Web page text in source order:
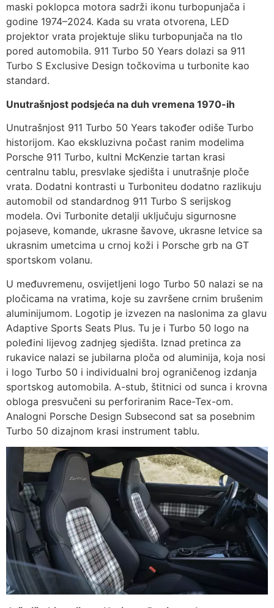
maski poklopca motora sadrži ikonu turbopunjača i
godine 1974–2024. Kada su vrata otvorena, LED
projektor vrata projektuje sliku turbopunjača na tlo
pored automobila. 911 Turbo 50 Years dolazi sa 911
Turbo S Exclusive Design točkovima u turbonite kao
standard.
Unutrašnjost podsjeća na duh vremena 1970-ih
Unutrašnjost 911 Turbo 50 Years također odiše Turbo
historijom. Kao ekskluzivna počast ranim modelima
Porsche 911 Turbo, kultni McKenzie tartan krasi
centralnu tablu, presvlake sjedišta i unutrašnje ploče
vrata. Dodatni kontrasti u Turboniteu dodatno razlikuju
automobil od standardnog 911 Turbo S serijskog
modela. Ovi Turbonite detalji uključuju sigurnosne
pojaseve, komande, ukrasne šavove, ukrasne letvice sa
ukrasnim umetcima u crnoj koži i Porsche grb na GT
sportskom volanu.
U međuvremenu, osvijetljeni logo Turbo 50 nalazi se na
pločicama na vratima, koje su završene crnim brušenim
aluminijumom. Logotip je izvezen na naslonima za glavu
Adaptive Sports Seats Plus. Tu je i Turbo 50 logo na
poleđini lijevog zadnjeg sjedišta. Iznad pretinca za
rukavice nalazi se jubilarna ploča od aluminija, koja nosi
i logo Turbo 50 i individualni broj ograničenog izdanja
sportskog automobila. A-stub, štitnici od sunca i krovna
obloga presvučeni su perforiranim Race-Tex-om.
Analogni Porsche Design Subsecond sat sa posebnim
Turbo 50 dizajnom krasi instrument tablu.